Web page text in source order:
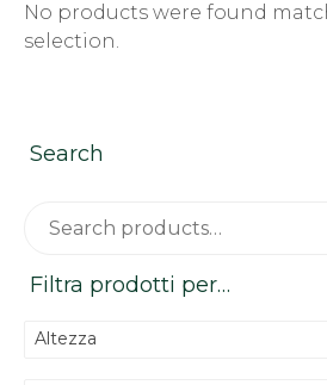
No products were found
selection.
Search
Filtra prodotti per…
Altezza